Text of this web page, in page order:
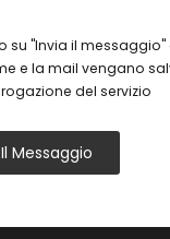
su "Invia il
e la mail vengano
del servizio
Messaggio